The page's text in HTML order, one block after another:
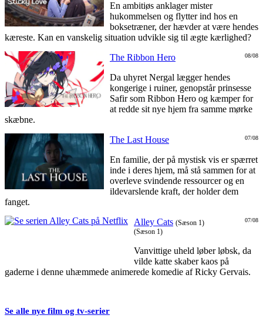
En ambitiøs anklager mister
hukommelsen og flytter ind hos en
boksetræner, der hævder at være hendes
kæreste. Kan en vanskelig situation udvikle sig til ægte kærlighed?
08/08
The Ribbon Hero
Da uhyret Nergal lægger hendes
kongerige i ruiner, genopstår prinsesse
Safir som Ribbon Hero og kæmper for
at redde sit nye hjem fra samme mørke
skæbne.
07/08
The Last House
En familie, der på mystisk vis er spærret
inde i deres hjem, må stå sammen for at
overleve svindende ressourcer og en
ildevarslende kraft, der holder dem
fanget.
07/08
Alley Cats (Sæson 1)
(Sæson 1)
Vanvittige uheld løber løbsk, da
vilde katte skaber kaos på
gaderne i denne uhæmmede animerede komedie af Ricky Gervais.
Se alle nye film og tv-serier